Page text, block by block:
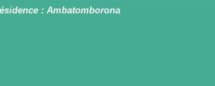
: Ambatomborona